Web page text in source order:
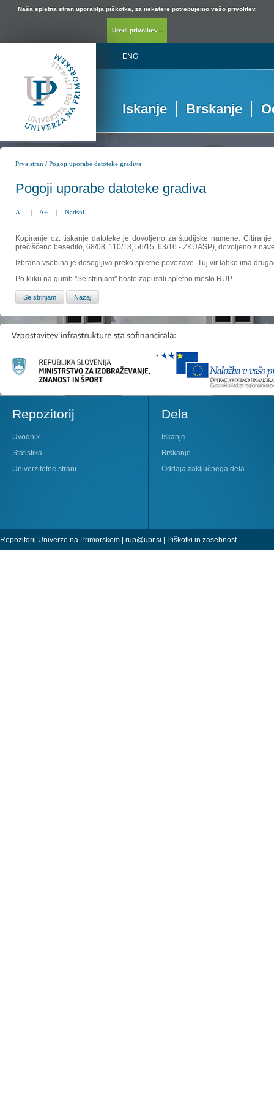
Naša spletna stran uporablja piškotke, za nekatere potrebujemo vašo privolitev.
Uredi privolitev...
ENG
Iskanje Brskanje
Prva stran /Pogoji uporabe datoteke gradiva
Pogoji uporabe datoteke gradiva
A- | A+ | Natisni
Kopiranje oz. tiskanje datoteke je dovoljeno za študijske namene.
prečiščeno besedilo, 68/08, 110/13, 56/15, 63/16 - ZKUASP), dovoljeno z
Izbrana vsebina je dosegljiva preko spletne povezave. Tuj vir lahko ima
Po kliku na gumb "Se strinjam" boste zapustili spletno mesto RUP.
Repozitorij
Uvodnik
Statistika
Univerzitetne strani
Dela
Iskanje
Brskanje
Oddaja zaključnega dela
Repozitorij Univerze na Primorskem | rup@upr.si | Piškotki in zasebnost